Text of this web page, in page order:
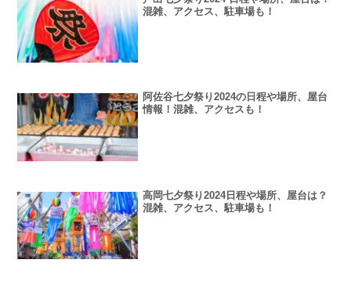
混雑、アクセス、駐車場も！
阿佐谷七夕祭り2024の日程や場所、屋台
情報！混雑、アクセスも！
高岡七夕祭り2024日程や場所、屋台は？
混雑、アクセス、駐車場も！